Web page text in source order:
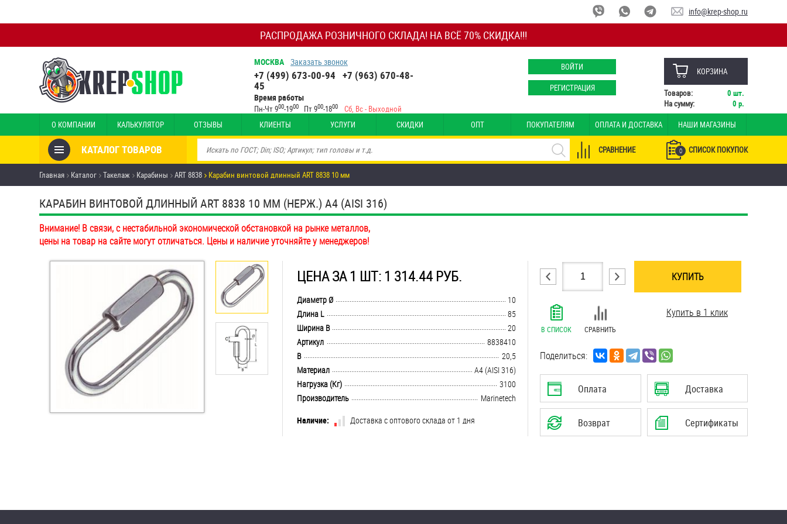
РАСПРОДАЖА РОЗНИЧНОГО СКЛАДА! НА ВСЁ 70% СКИДКА!!!
info@krep-shop.ru
МОСКВА Заказать звонок
+7 (499) 673-00-94 +7 (963) 670-48-
45
Время работы
Пн-Чт 900-1900 Пт 900-1800 Сб, Вс - Выходной
ВОЙТИ
РЕГИСТРАЦИЯ
КОРЗИНА
Товаров: 0 шт.
На сумму:
0 р.
О КОМПАНИИ КАЛЬКУЛЯТОР ОТЗЫВЫ КЛИЕНТЫ УСЛУГИ СКИДКИ ОПТ ПОКУПАТЕЛЯМ ОПЛАТА И ДОСТАВКА НАШИ МАГАЗИНЫ
КАТАЛОГ ТОВАРОВ 0 СПИСОК ПОКУПОК
СРАВНЕНИЕ
Товары со скидкой
Анкеры
Антивандальный крепёж,
инструмент
Болты и винты
Дюймовый крепёж
Заклепки (Гайки-Заклепки)
Оснастка и аксессуары для
Главная Каталог Такелаж Карабины ART 8838 Карабин винтовой длинный ART 8838 10 мм
КАРАБИН ВИНТОВОЙ ДЛИННЫЙ ART 8838 10 ММ (НЕРЖ.) A4 (AISI 316)
Внимание! В связи, с нестабильной экономической обстановкой на рынке металлов,
цены на товар на сайте могут отличаться. Цены и наличие уточняйте у менеджеров!
ЦЕНА ЗА 1 ШТ: 1 314.44 РУБ.
........................................................................................................................................................................................................
Диаметр Ø
10
........................................................................................................................................................................................................
Длина L
85
........................................................................................................................................................................................................
Ширина B
20
........................................................................................................................................................................................................
Артикул
8838410
........................................................................................................................................................................................................
B
20,5
........................................................................................................................................................................................................
Материал
A4 (AISI 316)
........................................................................................................................................................................................................
Нагрузка (Кг)
3100
........................................................................................................................................................................................................
Производитель
Marinetech
Наличие:
Доставка с оптового склада от 1 дня
КУПИТЬ
В СПИСОК СРАВНИТЬ
Купить в 1 клик
Поделиться:
Оплата Доставка
Возврат Сертификаты